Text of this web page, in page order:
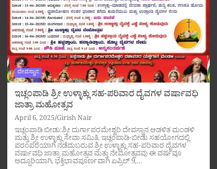
ದೇವಸ್ಥಾನ
ಇಚ್ಲಂಪಾಡಿ ಶ್ರೀ ಉಳ್ಳಾಕ್ಲು ಸಹ-ಪರಿವಾರ ದೈವಗಳ ವರ್ಷಾವಧಿ
ಜಾತ್ರಾ ಮಹೋತ್ಸವ
April 6, 2025 Girish Nair
ಇಚ್ಲಂಪಾಡಿ ಬೀಡು:ಶ್ರೀ ದುರ್ಗಾಪರಮೇಶ್ವರಿ ದೇವಸ್ಥಾನ ಆಡಳಿತ ಮಂಡಳಿ
ಮತ್ತು ಶ್ರೀ ಉಳ್ಳಾಕ್ಲು ಸೇವಾ ಸಮಿತಿ, ಇಚ್ಲಂಪಾಡಿ-ಬೀಡು ಸಹಯೋಗದಲ್ಲಿ
ಪರಂಪರೆಯಾಗಿ ನಡೆದುಬರುವ ಶ್ರೀ ಉಳ್ಳಾಕ್ಲು ಸಹ-ಪರಿವಾರ ದೈವಗಳ
ವರ್ಷಾವಧಿ ಜಾತ್ರಾ ಮಹೋತ್ಸವ ಮತ್ತು ನೇಮೋತ್ಸವವು ಈ ವರ್ಷವೂ
ಅದ್ದೂರಿಯಾಗಿ, ಭಕ್ತಿಭಾವಪೂರ್ಣವಾಗಿ ಏಪ್ರಿಲ್ 9,…